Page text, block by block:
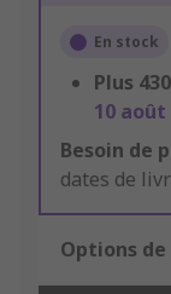
En stock
Plus 430
10 août
Besoin de
dates de
Options